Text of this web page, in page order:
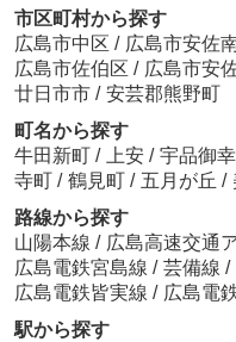
市区町村から探す
広島市中区 / 広島市安佐
広島市佐伯区 / 広島市安
廿日市市 / 安芸郡熊野町
町名から探す
牛田新町 / 上安 / 宇品御幸
寺町 / 鶴見町 / 五月が丘 /
路線から探す
山陽本線 / 広島高速交通
広島電鉄宮島線 / 芸備線 /
広島電鉄皆実線 / 広島電
駅から探す